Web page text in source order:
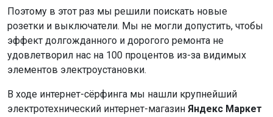
Поэтому в этот раз мы решили поискать новые
розетки и выключатели. Мы не могли допустить, чтобы
эффект долгожданного и дорогого ремонта не
удовлетворил нас на 100 процентов из-за видимых
элементов электроустановки.
В ходе интернет-сёрфинга мы нашли крупнейший
электротехнический интернет-магазин Яндекс Маркет